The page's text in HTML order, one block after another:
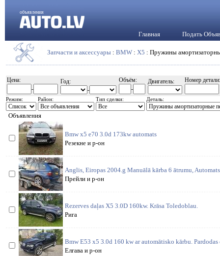
объявления
Главная Подать
Запчасти и аксессуары : BMW : X5 : Пружины
Цена:
-
Год:
-
Объём:
-
Двигатель: Номер детали:
Режим: Район: Тип сделки: Деталь:
Объявления
Bmw x5 e70 3.0d 173kw automats
Резекне и р-он
Anglis, Eiropas 2004.g Manuālā kārba 6 ātrumu,
Прейли и р-он
Rezerves daļas X5 3.0D 160kw. Krāsa Toledoblau.
Рига
Bmw E53 x5 3.0d 160 kw ar automātisko kārbu. Pardodas
Елгава и р-он